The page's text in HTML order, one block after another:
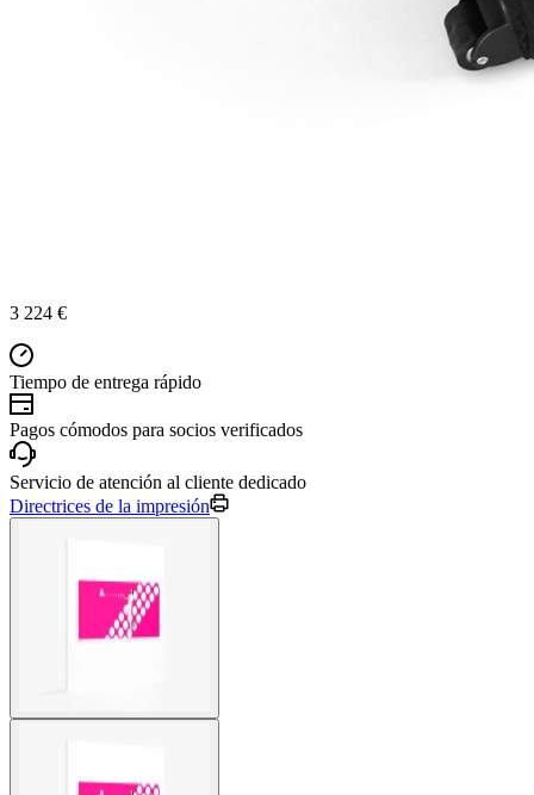
3 224 €
Tiempo de entrega rápido
Pagos cómodos para socios verificados
Servicio de atención al cliente dedicado
Directrices de la impresión